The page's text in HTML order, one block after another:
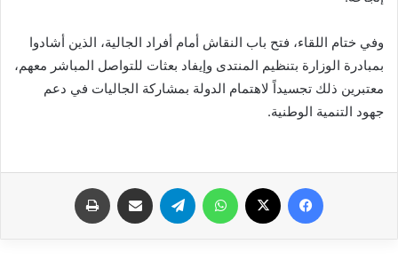
وفي ختام اللقاء، فتح باب النقاش أمام أفراد الجالية، الذين أشادوا
بمبادرة الوزارة بتنظيم المنتدى وإيفاد بعثات للتواصل المباشر معهم،
معتبرين ذلك تجسيداً لاهتمام الدولة بمشاركة الجاليات في دعم
جهود التنمية الوطنية.
فيسبوك واتساب تيلقرام مشاركة عبر البريد